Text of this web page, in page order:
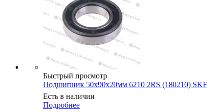
Быстрый просмотр
Подшипник 50х90х20мм 6210 2RS (180210) SKF
Есть в наличии
Подробнее